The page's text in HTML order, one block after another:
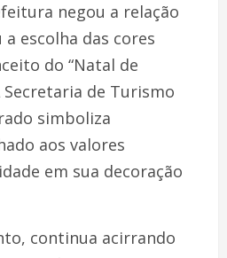
negou a relação
escolha das cores
do “Natal de
Secretaria de Turismo
simboliza
aos valores
em sua decoração
continua acirrando